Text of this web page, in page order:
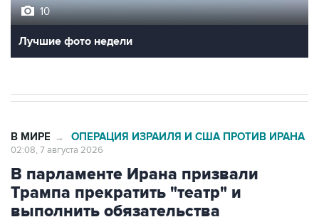
10
Лучшие фото недели
В МИРЕ → ОПЕРАЦИЯ ИЗРАИЛЯ И США ПРОТИВ ИРАНА
02:08, 7 августа 2026
В парламенте Ирана призвали
Трампа прекратить "театр" и
выполнить обязательства